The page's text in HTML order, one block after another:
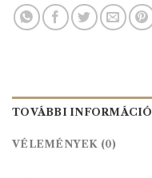
TOVÁBBI
VÉLEMÉNYEK (0)